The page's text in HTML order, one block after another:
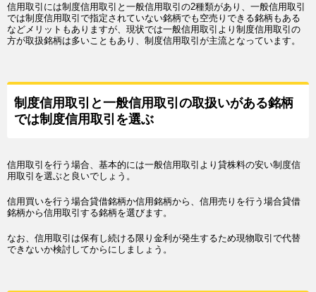
信用取引には制度信用取引と一般信用取引の2種類があり、一般信用取引
では制度信用取引で指定されていない銘柄でも空売りできる銘柄もある
などメリットもありますが、現状では一般信用取引より制度信用取引の
方が取扱銘柄は多いこともあり、制度信用取引が主流となっています。
制度信用取引と一般信用取引の取扱いがある銘柄
では制度信用取引を選ぶ
信用取引を行う場合、基本的には一般信用取引より貸株料の安い制度信
用取引を選ぶと良いでしょう。
信用買いを行う場合貸借銘柄か信用銘柄から、信用売りを行う場合貸借
銘柄から信用取引する銘柄を選びます。
なお、信用取引は保有し続ける限り金利が発生するため現物取引で代替
できないか検討してからにしましょう。